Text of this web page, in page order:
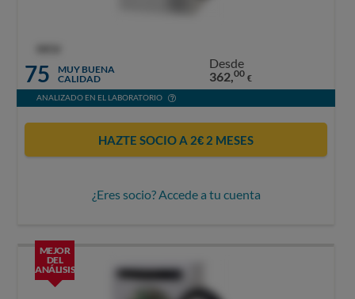
75
MUY BUENA
CALIDAD
Desde
362,00 €
ANALIZADO EN EL LABORATORIO
HAZTE SOCIO A 2€ 2 MESES
¿Eres socio? Accede a tu cuenta
MEJOR
DEL
ANÁLISIS